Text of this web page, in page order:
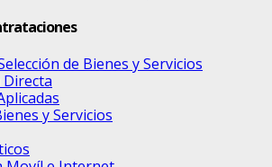
de Bienes y Servicios
y Servicios